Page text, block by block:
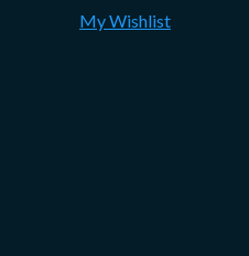
My Wishlist